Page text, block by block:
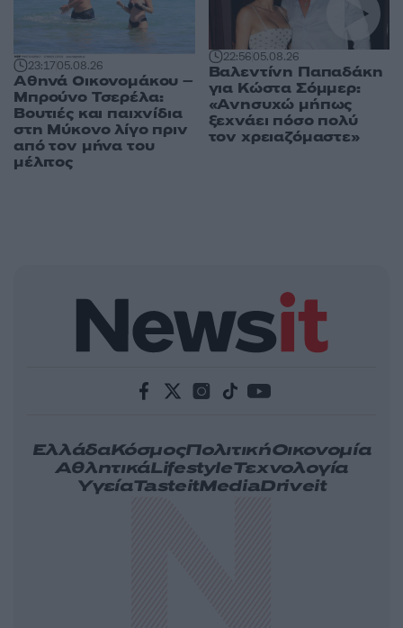
23:1705.08.26
Αθηνά Οικονομάκου –
Μπρούνο Τσερέλα:
Βουτιές και παιχνίδια
στη Μύκονο λίγο πριν
από τον μήνα του
μέλιτος
22:5605.08.26
Βαλεντίνη Παπαδάκη
για Κώστα Σόμμερ:
«Ανησυχώ μήπως
ξεχνάει πόσο πολύ
τον χρειαζόμαστε»
ΕλλάδαΚόσμοςΠολιτικήΟικονομία
ΑθλητικάLifestyleΤεχνολογία
ΥγείαTasteitMediaDriveit